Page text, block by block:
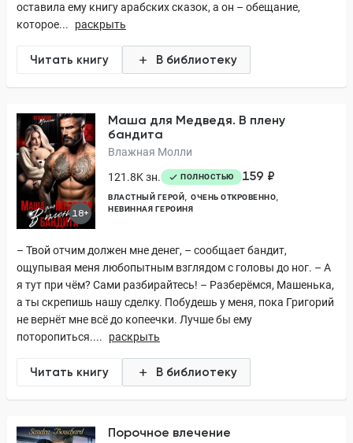
оставила ему книгу арабских сказок, а он – обещание,
которое...
раскрыть
Читать книгу В библиотеку
18+
Маша для Медведя. В плену
бандита
Влажная Молли
121.8K зн.
ПОЛНОСТЬЮ 159 ₽
ВЛАСТНЫЙ ГЕРОЙ
ОЧЕНЬ ОТКРОВЕННО
НЕВИННАЯ ГЕРОИНЯ
– Твой отчим должен мне денег, – сообщает бандит,
ощупывая меня любопытным взглядом с головы до ног. – А
я тут при чём? Сами разбирайтесь! – Разберёмся, Машенька,
а ты скрепишь нашу сделку. Побудешь у меня, пока Григорий
не вернёт мне всё до копеечки. Лучше бы ему
поторопиться....
раскрыть
Читать книгу В библиотеку
Порочное влечение